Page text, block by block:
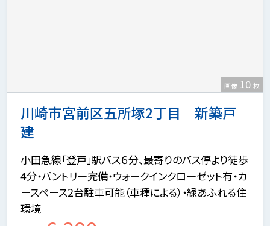
川崎市宮前区五所塚2丁目 新築戸
建
画像 10 枚
小田急線「登戸」駅バス６分、最寄りのバス停より徒歩
4分・パントリー完備・ウォークインクローゼット有・カ
ースペース2台駐車可能（車種による）・緑あふれる住
環境